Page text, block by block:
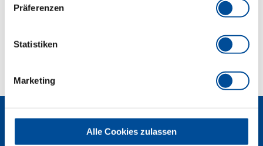
Präferenzen
Statistiken
Marketing
Alle Cookies zulassen
Technische Eigenschaften